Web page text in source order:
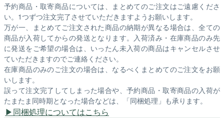
予約商品・取寄商品については、まとめてのご注文はご遠慮くださ
い。1つずつ注文完了させていただきますようお願いします。
万が一、まとめてご注文された商品の納期が異なる場合は、全ての
商品が入荷してからの発送となります。入荷済み・在庫商品のみ先
に発送をご希望の場合は、いったん未入荷の商品はキャンセルさせ
ていただきますのでご連絡ください。
在庫商品のみのご注文の場合は、なるべくまとめてのご注文をお願
いします。
誤って注文完了してしまった場合や、予約商品・取寄商品の入荷が
たまたま同時期となった場合などは、「同梱処理」も承ります。
同梱処理についてはこちら